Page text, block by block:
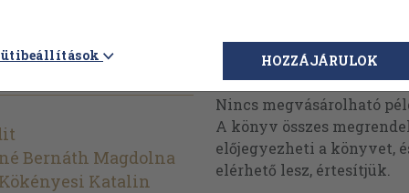
5.
Bernáth Magdolna
Katalin
Megvásárolható
Nincs megvásárolható
A könyv összes
előjegyezheti a könyvet,
elérhető lesz, értesítjük.
HOZZÁJÁRULOK